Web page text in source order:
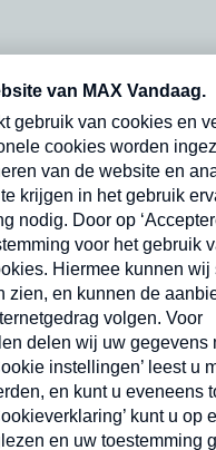
vrijdag- en
abonnement op onze